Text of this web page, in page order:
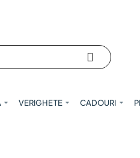
VERIGHETE CADOURI